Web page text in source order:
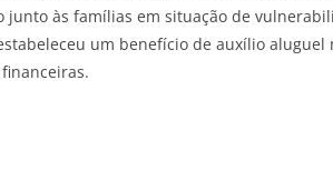
junto às famílias em situação de
um benefício de auxílio aluguel